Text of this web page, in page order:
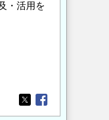
・活用を
Opens in a new
Opens in a new